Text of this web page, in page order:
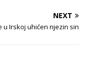
NEXT
u Irskoj uhićen njezin sin